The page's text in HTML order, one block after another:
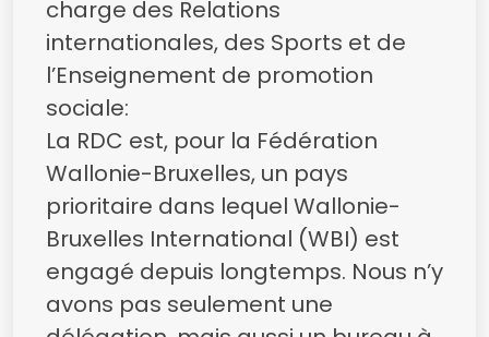
charge des Relations
internationales, des Sports et de
l’Enseignement de promotion
sociale:
La RDC est, pour la Fédération
Wallonie-Bruxelles, un pays
prioritaire dans lequel Wallonie-
Bruxelles International (WBI) est
engagé depuis longtemps. Nous n’y
avons pas seulement une